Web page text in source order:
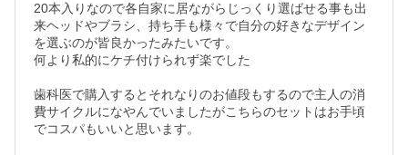
20本入りなので各自家に居ながらじっくり選ばせる事も出
来ヘッドやブラシ、持ち手も様々で自分の好きなデザイン
を選ぶのが皆良かったみたいです。
何より私的にケチ付けられず楽でした
歯科医で購入するとそれなりのお値段もするので主人の消
費サイクルになやんでいましたがこちらのセットはお手頃
でコスパもいいと思います。